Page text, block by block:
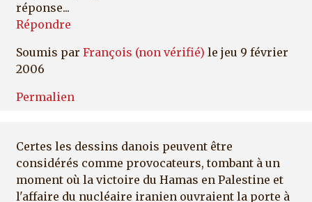
réponse...
Répondre
Soumis par François (non vérifié) le jeu 9 février
2006
Permalien
Certes les dessins danois peuvent être
considérés comme provocateurs, tombant à un
moment où la victoire du Hamas en Palestine et
l'affaire du nucléaire iranien ouvraient la porte à